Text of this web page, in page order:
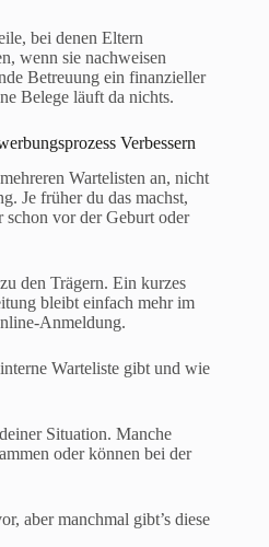
bei denen Eltern
wenn sie nachweisen
Betreuung ein finanzieller
Belege läuft da nichts.
Verbessern
Wartelisten an, nicht
Je früher du das machst,
schon vor der Geburt oder
den Trägern. Ein kurzes
bleibt einfach mehr im
Anmeldung.
Warteliste gibt und wie
Situation. Manche
oder können bei der
aber manchmal gibt’s diese